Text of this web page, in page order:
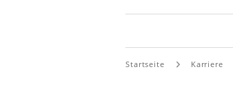
Startseite Karriere